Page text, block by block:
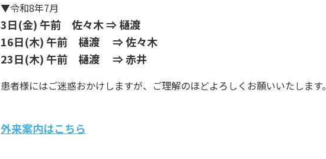
▼令和8年7月
3日(金) 午前 佐々木 ⇒ 樋渡
16日(木) 午前 樋渡 ⇒ 佐々木
23日(木) 午前 樋渡 ⇒ 赤井
患者様にはご迷惑おかけしますが、ご理解のほどよろしくお願いいたします。
外来案内はこちら